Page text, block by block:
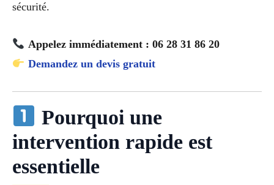
sécurité.
Appelez immédiatement : 06 28 31 86 20
Demandez un devis gratuit
Pourquoi une
intervention rapide est
essentielle